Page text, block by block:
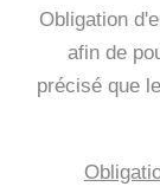
Obligation
afin de
précisé que